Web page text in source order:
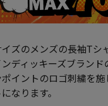
ズのメンズの長袖Tシ
ディッキーズブランド
イントのロゴ刺繍を
なります。